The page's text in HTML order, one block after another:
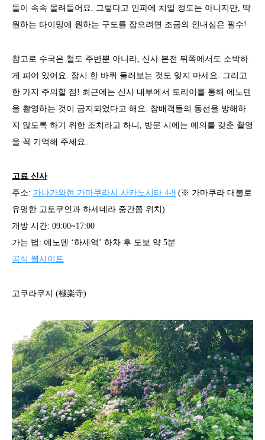
들이 속속 몰려들어요. 그렇다고 인파에 치일 정도는 아니지만, 딱
원하는 타이밍에 원하는 구도를 잡으려면 조금의 인내심은 필수!
참고로 수국은 철도 주변뿐 아니라, 신사 본전 뒤쪽에서도 소박하
게 피어 있어요. 잠시 한 바퀴 둘러보는 것도 잊지 마세요. 그리고
한 가지 주의할 점! 최근에는 신사 내부에서 토리이를 통해 에노덴
을 촬영하는 것이 금지되었다고 해요. 참배객들의 동선을 방해하
지 않도록 하기 위한 조치라고 하니, 방문 시에는 예의를 갖춘 촬영
을 꼭 기억해 주세요.
고료 신사
주소: 가나가와현 가마쿠라시 사카노시타 4-9 (※ 가마쿠라 대불로
유명한 고토쿠인과 하세데라 중간쯤 위치)
개방 시간: 09:00~17:00
가는 법: 에노덴 ‘하세역’ 하차 후 도보 약 5분
공식 웹사이트
고쿠라쿠지 (極楽寺)